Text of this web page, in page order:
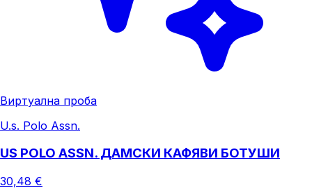
Виртуална проба
U.s. Polo Assn.
US POLO ASSN. ДАМСКИ КАФЯВИ БОТУШИ
30,48 €